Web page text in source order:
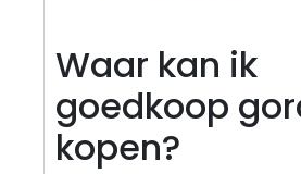
Waar kan ik
goedkoop
kopen?